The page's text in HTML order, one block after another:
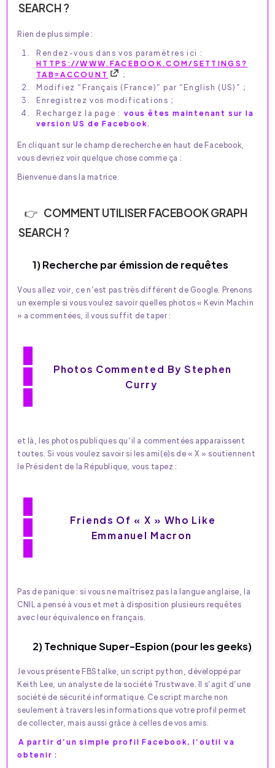
SEARCH ?
Rien de plus simple :
Rendez-vous dans vos paramètres ici :
HTTPS://WWW.FACEBOOK.COM/SETTINGS?
TAB=ACCOUNT
;
Modifiez “Français (France)” par “English (US)” ;
Enregistrez vos modifications ;
Rechargez la page : vous êtes maintenant sur la
version US de Facebook.
En cliquant sur le champ de recherche en haut de Facebook,
vous devriez voir quelque chose comme ça :
Bienvenue dans la matrice.
COMMENT UTILISER FACEBOOK GRAPH
SEARCH ?
1) Recherche par émission de requêtes
Vous allez voir, ce n’est pas très différent de Google. Prenons
un exemple si vous voulez savoir quelles photos « Kevin Machin
» a commentées, il vous suffit de taper :
Photos Commented By Stephen
Curry
et là, les photos publiques qu’il a commentées apparaissent
toutes. Si vous voulez savoir si les ami(e)s de « X » soutiennent
le Président de la République, vous tapez :
Friends Of « X » Who Like
Emmanuel Macron
Pas de panique : si vous ne maîtrisez pas la langue anglaise, la
CNIL a pensé à vous et met à disposition plusieurs requêtes
avec leur équivalence en français.
2) Technique Super-Espion (pour les geeks)
Je vous présente FBStalke, un script python, développé par
Keith Lee, un analyste de la société Trustwave. Il s’agit d’une
société de sécurité informatique. Ce script marche non
seulement à travers les informations que votre profil permet
de collecter, mais aussi grâce à celles de vos amis.
A partir d’un simple profil Facebook, l’outil va
obtenir :